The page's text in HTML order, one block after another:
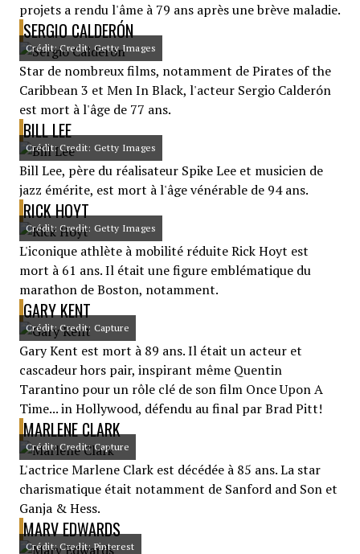
projets a rendu l'âme à 79 ans après une brève maladie.
SERGIO CALDERÓN
Crédit: Credit: Getty Images
Star de nombreux films, notamment de Pirates of the
Caribbean 3 et Men In Black, l'acteur Sergio Calderón
est mort à l'âge de 77 ans.
BILL LEE
Crédit: Credit: Getty Images
Bill Lee, père du réalisateur Spike Lee et musicien de
jazz émérite, est mort à l'âge vénérable de 94 ans.
RICK HOYT
Crédit: Credit: Getty Images
L'iconique athlète à mobilité réduite Rick Hoyt est
mort à 61 ans. Il était une figure emblématique du
marathon de Boston, notamment.
GARY KENT
Crédit: Credit: Capture
Gary Kent est mort à 89 ans. Il était un acteur et
cascadeur hors pair, inspirant même Quentin
Tarantino pour un rôle clé de son film Once Upon A
Time... in Hollywood, défendu au final par Brad Pitt!
MARLENE CLARK
Crédit: Credit: Capture
L'actrice Marlene Clark est décédée à 85 ans. La star
charismatique était notamment de Sanford and Son et
Ganja & Hess.
MARV EDWARDS
Crédit: Credit: Pinterest